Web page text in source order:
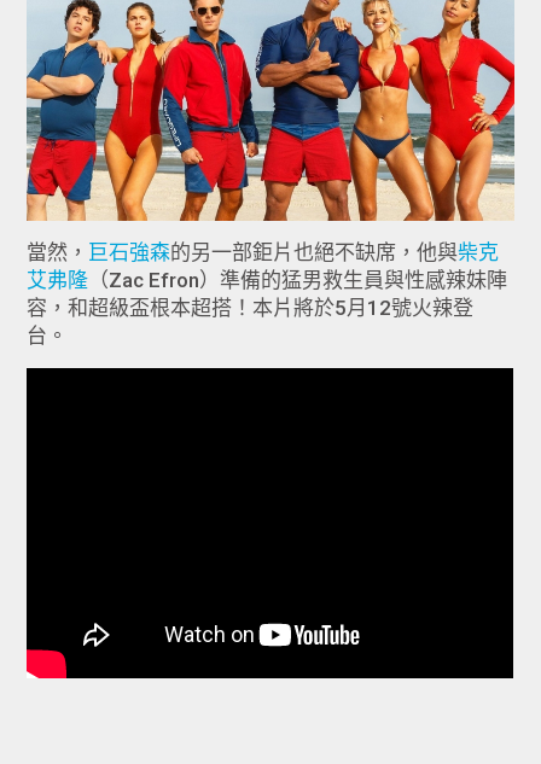
當然， 巨石強森的另一部鉅片也絕不缺席，他與柴克
艾弗隆 （Zac Efron）準備的猛男救生員與性感辣妹陣
容，和超級盃根本超搭！本片將於5月12號火辣登
台。